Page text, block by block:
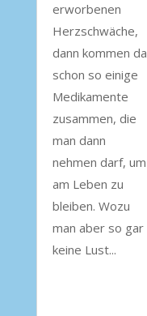
erworbenen
Herzschwäche,
dann kommen da
schon so einige
Medikamente
zusammen, die
man dann
nehmen darf, um
am Leben zu
bleiben. Wozu
man aber so gar
keine Lust...